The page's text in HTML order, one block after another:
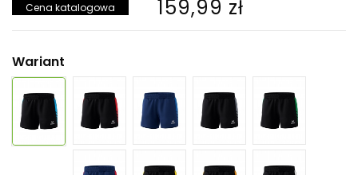
Cena katalogowa 159,99 zł
Wariant